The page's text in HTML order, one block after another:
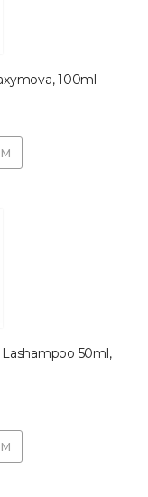
100ml
50ml,